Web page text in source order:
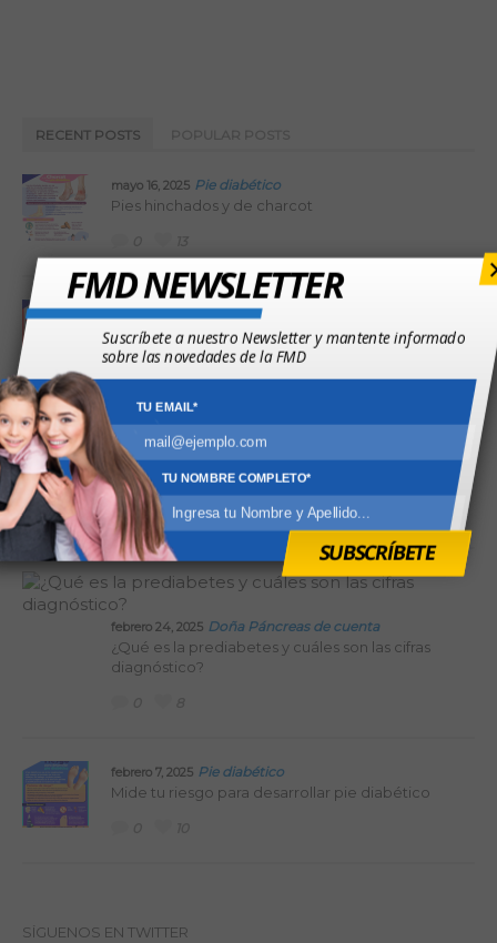
RECENT POSTS
mayo 16, 2025 Pie diabético
Pies hinchados y de charcot
abril 11, 2025 Pie diabético
Quemaduras en el pie diabético
0 11
febrero 24, 2025
Doña Páncreas de cuenta
Mitos del automonitoreo
0 3
febrero 24, 2025 Doña Páncreas de cuenta
¿Qué es la prediabetes y cuáles son las cifras
diagnóstico?
febrero 7, 2025 Pie diabético
Mide tu riesgo para desarrollar pie diabético
SÍGUENOS EN TWITTER
FMD NEWSLETTER
Suscríbete a nuestro Newsletter y mantente informado
sobre las novedades de la FMD
TU EMAIL*
SUBSCRÍBETE
TU NOMBRE COMPLETO*